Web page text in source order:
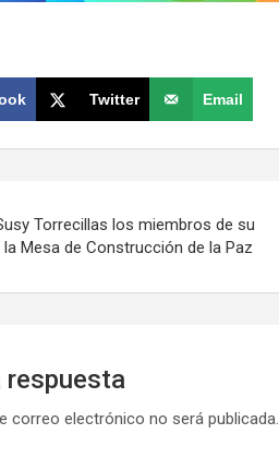
Twitter Email
Torrecillas los miembros de su
la Mesa de Construcción de la Paz
respuesta
correo electrónico no será publicada.